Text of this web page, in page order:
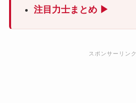
注目力士まとめ ▶
スポンサーリンク